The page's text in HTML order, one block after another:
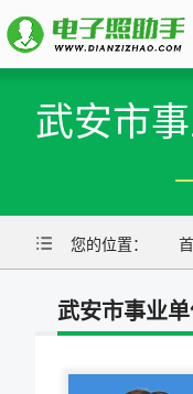
证件照电子版
一寸照片
报名
普通话|
图片压
图片
多张图
图片
Logo
武安市
您的位置：
武安市事业